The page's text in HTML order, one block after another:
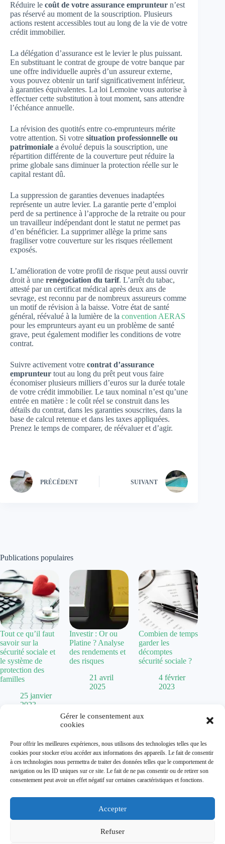
Gérer le consentement aux
cookies
Pour offrir les meilleures expériences, nous utilisons des technologies telles que les
cookies pour stocker et/ou accéder aux informations des appareils. Le fait de consentir
à ces technologies nous permettra de traiter des données telles que le comportement de
navigation ou les ID uniques sur ce site. Le fait de ne pas consentir ou de retirer son
consentement peut avoir un effet négatif sur certaines caractéristiques et fonctions.
Accepter
Refuser
Réduire le coût de votre assurance emprunteur n’est
pas réservé au moment de la souscription. Plusieurs
actions restent accessibles tout au long de la vie de votre
crédit immobilier.
La délégation d’assurance est le levier le plus puissant.
En substituant le contrat de groupe de votre banque par
une offre individuelle auprès d’un assureur externe,
vous pouvez obtenir un tarif significativement inférieur,
à garanties équivalentes. La loi Lemoine vous autorise à
effectuer cette substitution à tout moment, sans attendre
l’échéance annuelle.
La révision des quotités entre co-emprunteurs mérite
votre attention. Si votre situation professionnelle ou
patrimoniale a évolué depuis la souscription, une
répartition différente de la couverture peut réduire la
prime globale sans diminuer la protection réelle sur le
capital restant dû.
La suppression de garanties devenues inadaptées
représente un autre levier. La garantie perte d’emploi
perd de sa pertinence à l’approche de la retraite ou pour
un travailleur indépendant dont le statut ne permet pas
d’en bénéficier. La supprimer allège la prime sans
fragiliser votre couverture sur les risques réellement
exposés.
L’amélioration de votre profil de risque peut aussi ouvrir
droit à une renégociation du tarif. L’arrêt du tabac,
attesté par un certificat médical après deux ans de
sevrage, est reconnu par de nombreux assureurs comme
un motif de révision à la baisse. Votre état de santé
général, réévalué à la lumière de la convention AERAS
pour les emprunteurs ayant eu un problème de santé
grave, peut également modifier les conditions de votre
contrat.
Suivre activement votre contrat d’assurance
emprunteur tout au long du prêt peut vous faire
économiser plusieurs milliers d’euros sur la durée totale
de votre crédit immobilier. Le taux nominal n’est qu’une
entrée en matière : le coût réel se construit dans les
détails du contrat, dans les garanties souscrites, dans la
base de calcul retenue et dans les taxes appliquées.
Prenez le temps de comparer, de réévaluer et d’agir.
PRÉCÉDENT SUIVANT
Publications populaires
Tout ce qu’il faut
savoir sur la
sécurité sociale et
le système de
protection des
familles
25 janvier
2023
Investir : Or ou
Platine ? Analyse
des rendements et
des risques
21 avril
2025
Combien de temps
garder les
décomptes
sécurité sociale ?
4 février
2023
Mentions Légales
Plan de site
Contact
À propos
Dolum magazine vous guide dans l'art de transformer votre
habitat. De lachaise Baumannvintage aux tendances comme
, nous explorons toutes les facettes de la